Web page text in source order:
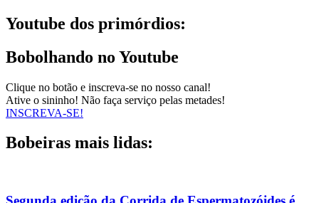
Youtube dos primórdios:
Bobolhando no Youtube
Clique no botão e inscreva-se no nosso canal!
Ative o sininho! Não faça serviço pelas metades!
INSCREVA-SE!
Bobeiras mais lidas: